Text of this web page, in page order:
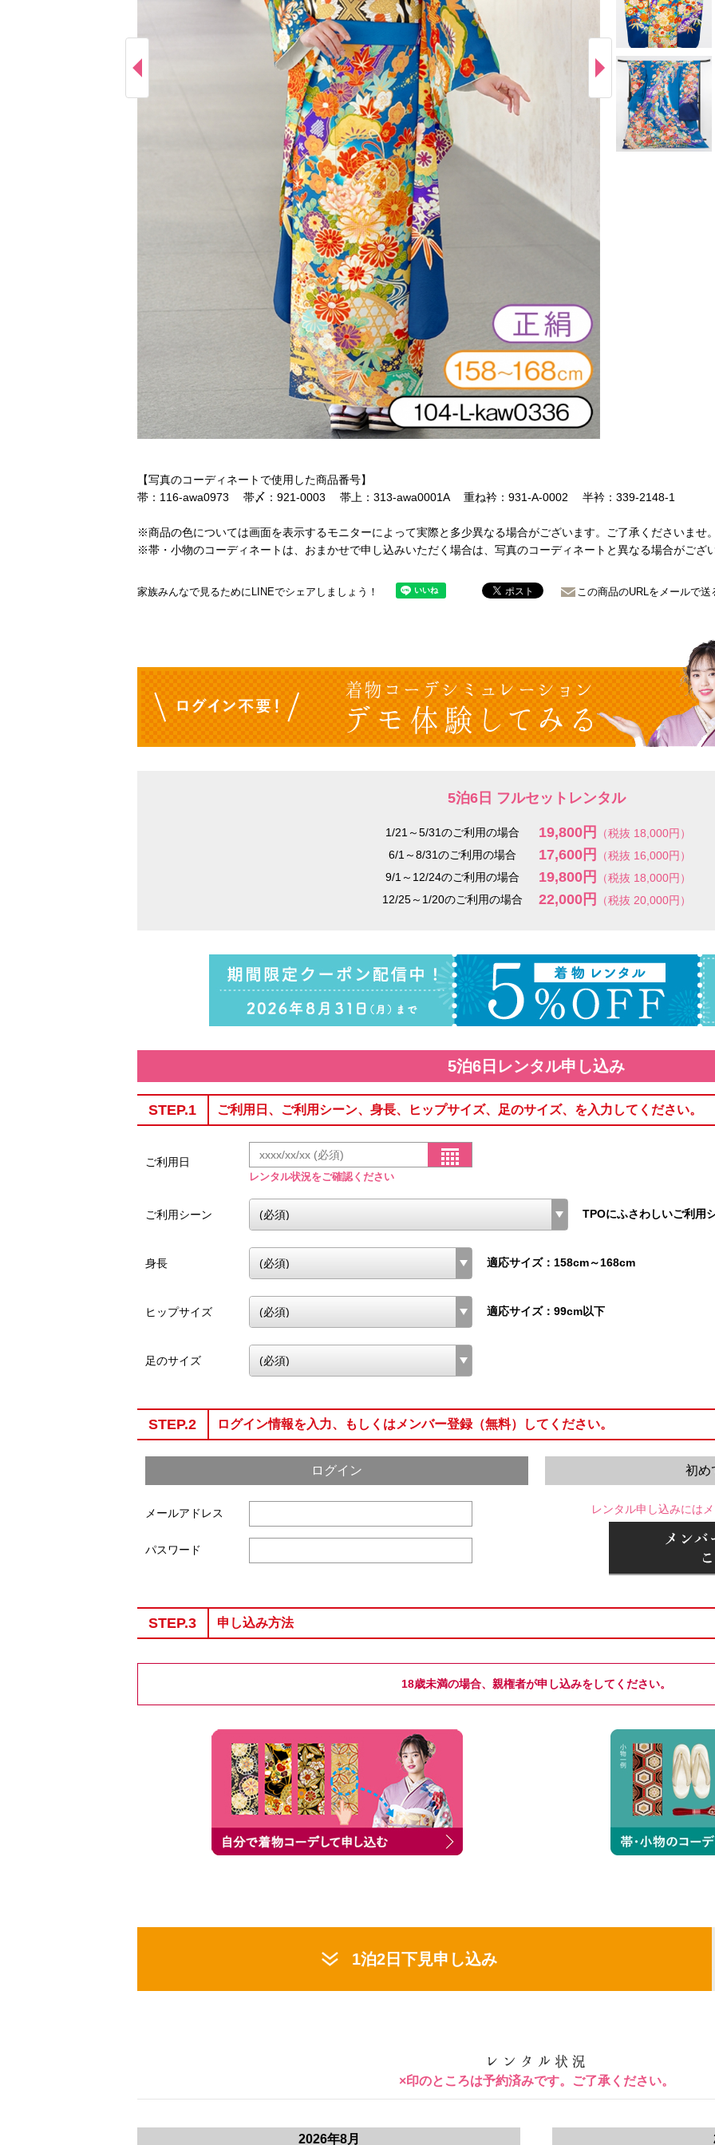
【写真のコーディネートで使用した商品番号】
帯：116-awa0973 帯〆：921-0003 帯上：313-awa0001A 重ね衿：931-A-0002 半衿：339-2148-1
※商品の色については画面を表示するモニターによって実際と多少異なる場合がございます。ご了承くださいませ。
※帯・小物のコーディネートは、おまかせで申し込みいただく場合は、写真のコーディネートと異なる場合がござい
家族みんなで見るためにLINEでシェアしましょう！ この商品のURLをメールで送
5泊6日 フルセットレンタル
1/21～5/31のご利用の場合 19,800円
（税抜 18,000円）
6/1～8/31のご利用の場合
17,600円
（税抜 16,000円）
9/1～12/24のご利用の場合
19,800円
（税抜 18,000円）
12/25～1/20のご利用の場合
22,000円 （税抜 20,000円）
5泊6日レンタル申し込み
STEP.1 ご利用日、ご利用シーン、身長、ヒップサイズ、足のサイズ、を入力してください。
ご利用日
レンタル状況をご確認ください
ご利用シーン TPOにふさわしいご利用
身長 適応サイズ：158cm～168cm
ヒップサイズ 適応サイズ：99cm以下
足のサイズ
STEP.2 ログイン情報を入力、もしくはメンバー登録（無料）してください。
ログイン
メールアドレス
パスワード
初め
レンタル申し込みには
STEP.3 申し込み方法
18歳未満の場合、親権者が申し込みをしてください。
1泊2日下見申し込み
×印のところは予約済みです。ご了承ください。
2026年8月